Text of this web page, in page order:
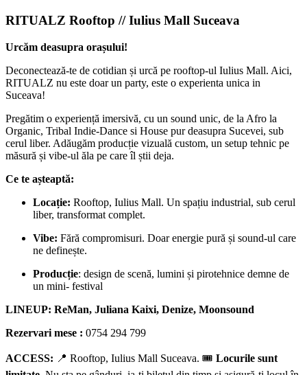
RITUALZ Rooftop // Iulius Mall Suceava
Urcăm deasupra orașului!
Deconectează-te de cotidian și urcă pe rooftop-ul Iulius Mall. Aici,
RITUALZ nu este doar un party, este o experienta unica in
Suceava!
Pregătim o experiență imersivă, cu un sound unic, de la Afro la
Organic, Tribal Indie-Dance si House pur deasupra Sucevei, sub
cerul liber. Adăugăm producție vizuală custom, un setup tehnic pe
măsură și vibe-ul ăla pe care îl știi deja.
Ce te așteaptă:
Locație: Rooftop, Iulius Mall. Un spațiu industrial, sub cerul
liber, transformat complet.
Vibe: Fără compromisuri. Doar energie pură și sound-ul care
ne definește.
Producție: design de scenă, lumini și pirotehnice demne de
un mini- festival
LINEUP: ReMan, Juliana Kaixi, Denize, Moonsound
Rezervari mese : 0754 294 799
ACCESS: 📍 Rooftop, Iulius Mall Suceava. 🎟 Locurile sunt